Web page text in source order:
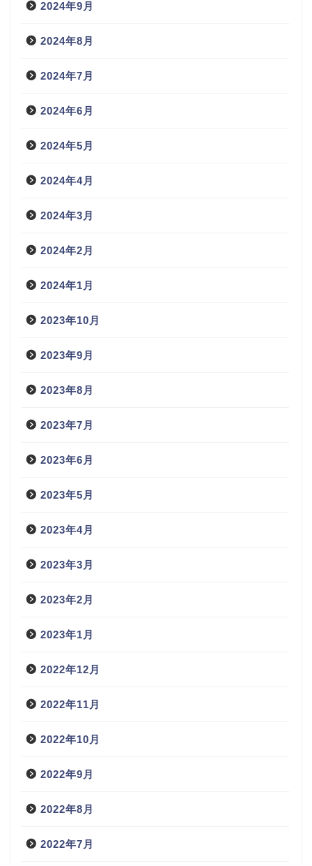
2024年9月
2024年8月
2024年7月
2024年6月
2024年5月
2024年4月
2024年3月
2024年2月
2024年1月
2023年10月
2023年9月
2023年8月
2023年7月
2023年6月
2023年5月
2023年4月
2023年3月
2023年2月
2023年1月
2022年12月
2022年11月
2022年10月
2022年9月
2022年8月
2022年7月